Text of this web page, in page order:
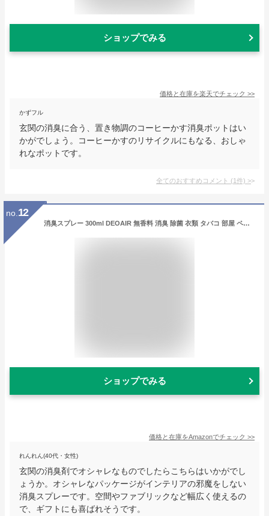
ショップでみる
価格と在庫を楽天でチェック >>
かずフル
玄関の消臭に合う、置き物調のコーヒーかす消臭ポットはい
かがでしょう。コーヒーかすのリサイクルにもなる、おしゃ
れなポットです。
全てのおすすめコメント (1件) >
no. 12
消臭スプレー 300ml DEOAIR 無香料 消臭 除菌 衣類 タバコ 部屋 ペット エアコン 消臭剤 猫 犬 部屋 プレゼント
ショップでみる
価格と在庫をAmazonでチェック >>
れんれん(40代・女性)
玄関の消臭剤でオシャレなものでしたらこちらはいかがでし
ょうか。オシャレなパッケージがインテリアの邪魔をしない
消臭スプレーです。空間やファブリックなど幅広く使えるの
で、ギフトにも喜ばれそうです。